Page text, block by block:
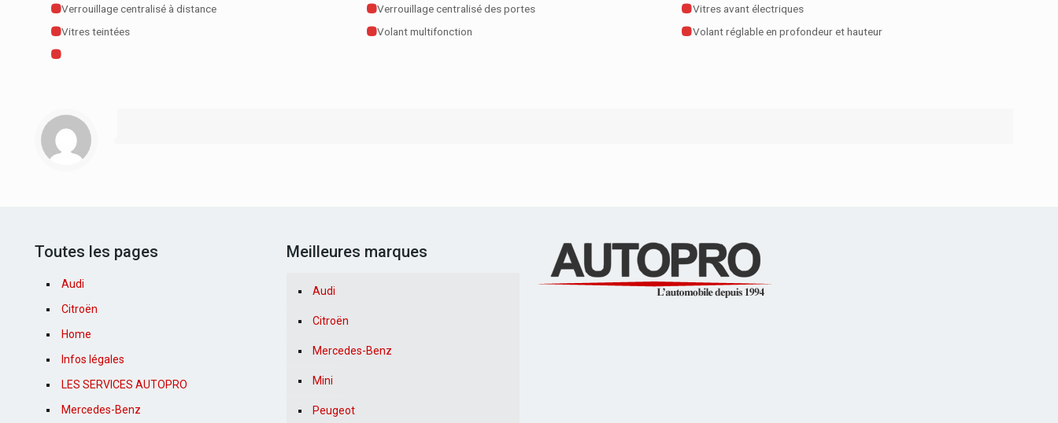
Verrouillage centralisé à distance
Verrouillage centralisé des portes
Vitres avant électriques
Vitres teintées
Volant multifonction Volant réglable en profondeur et hauteur
Toutes les pages
Audi
Citroën
Home
Infos légales
LES SERVICES AUTOPRO
Mercedes-Benz
Meilleures marques
Audi
Citroën
Mercedes-Benz
Mini
Peugeot